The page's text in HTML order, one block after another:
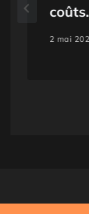
coûts.
2 mai